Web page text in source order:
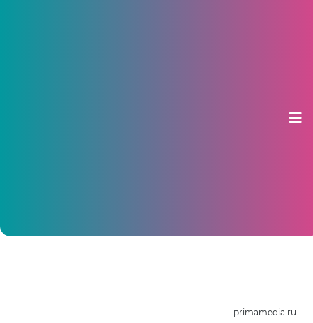
primamedia.ru